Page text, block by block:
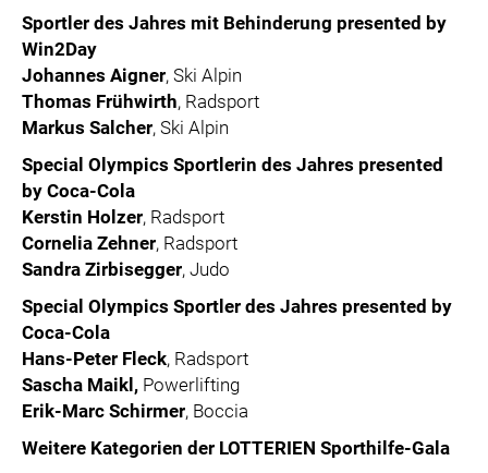
Sportler des Jahres mit Behinderung presented by
Win2Day
Johannes Aigner, Ski Alpin
Thomas Frühwirth, Radsport
Markus Salcher, Ski Alpin
Special Olympics Sportlerin des Jahres presented
by Coca-Cola
Kerstin Holzer, Radsport
Cornelia Zehner, Radsport
Sandra Zirbisegger, Judo
Special Olympics Sportler des Jahres presented by
Coca-Cola
Hans-Peter Fleck, Radsport
Sascha Maikl, Powerlifting
Erik-Marc Schirmer, Boccia
Weitere Kategorien der LOTTERIEN Sporthilfe-Gala